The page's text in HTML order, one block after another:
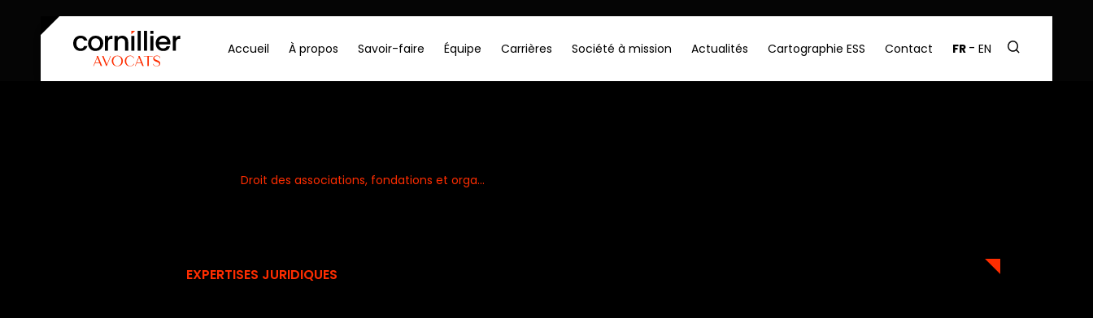
Accueil À propos Savoir-faire Équipe Carrières Société à mission Actualités Cartographie ESS Contact FR EN
Droit des associations, fondations et orga...
EXPERTISES JURIDIQUES